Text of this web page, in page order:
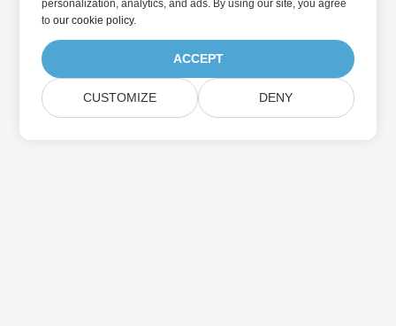
personalization, analytics, and ads. By using our site, you agree
toour cookie policy.
ACCEPT
CUSTOMIZE DENY